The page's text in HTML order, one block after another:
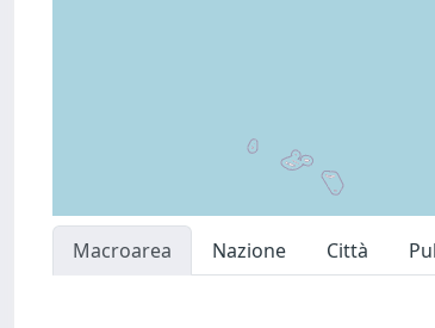
Macroarea Nazione Città